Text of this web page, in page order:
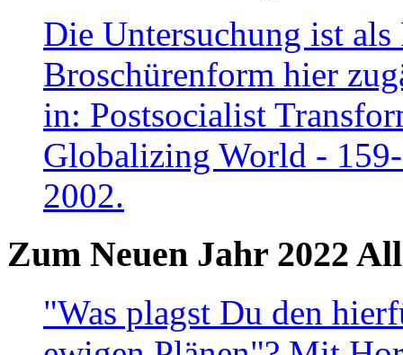
Die Untersuchung ist
Broschürenform hier
in: Postsocialist
Globalizing World -
2002.
Zum Neuen Jahr 2022
"Was plagst Du den